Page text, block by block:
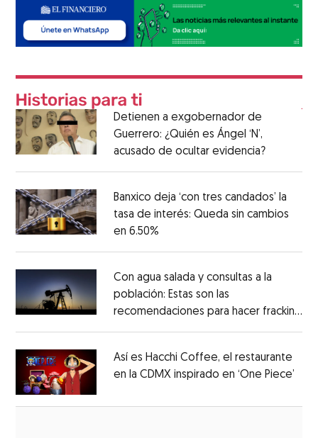
Detienen a exgobernador de
Guerrero: ¿Quién es Ángel ‘N’,
acusado de ocultar evidencia?
Banxico deja ‘con tres candados’ la
tasa de interés: Queda sin cambios
en 6.50%
Con agua salada y consultas a la
población: Estas son las
recomendaciones para hacer fracking
en México
Así es Hacchi Coffee, el restaurante
en la CDMX inspirado en ‘One Piece’